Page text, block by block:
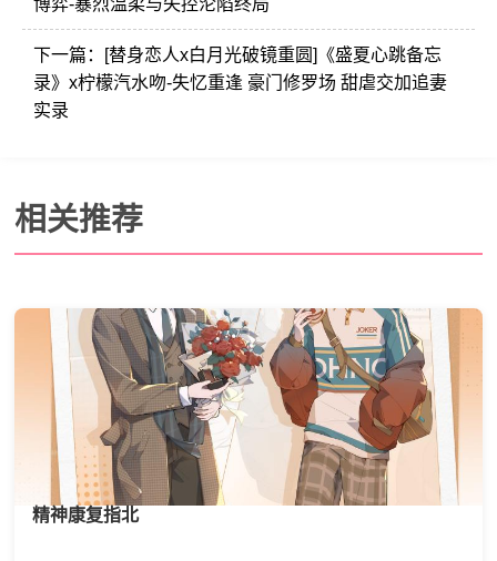
博弈-暴烈温柔与失控沦陷终局
下一篇：
[替身恋人x白月光破镜重圆]《盛夏心跳备忘
录》x柠檬汽水吻-失忆重逢 豪门修罗场 甜虐交加追妻
实录
相关推荐
精神康复指北